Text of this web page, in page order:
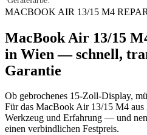
MACBOOK AIR 13/15 M4
MacBook Air 13/15
in Wien — schnell,
Garantie
Ob gebrochenes 15-Zoll-Display,
Für das MacBook Air 13/15 M4
Werkzeug und Erfahrung — und
einen verbindlichen Festpreis.